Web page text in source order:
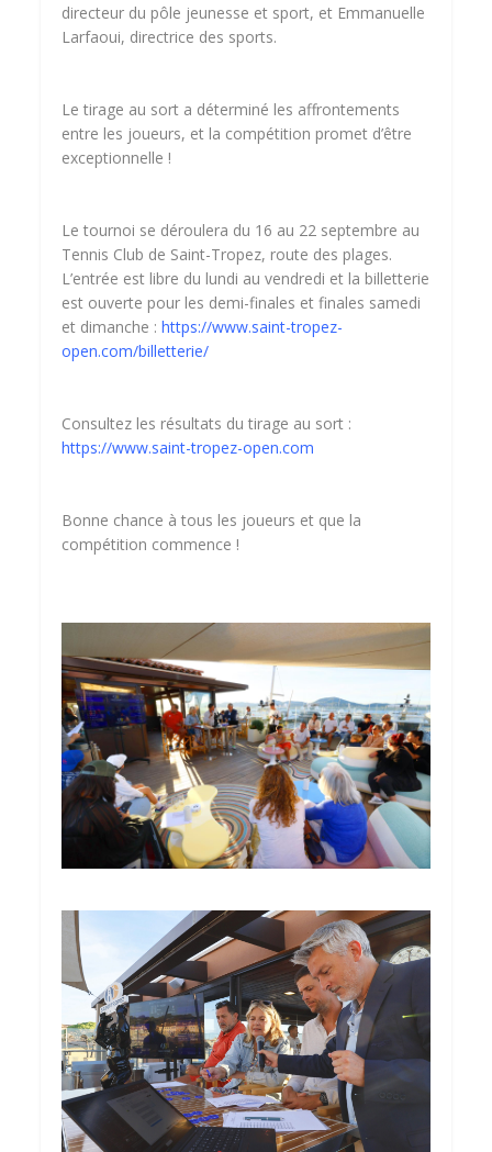
directeur du pôle jeunesse et sport, et Emmanuelle
Larfaoui, directrice des sports.
Le tirage au sort a déterminé les affrontements
entre les joueurs, et la compétition promet d’être
exceptionnelle !
Le tournoi se déroulera du 16 au 22 septembre au
Tennis Club de Saint-Tropez, route des plages.
L’entrée est libre du lundi au vendredi et la billetterie
est ouverte pour les demi-finales et finales samedi
et dimanche :https://www.saint-tropez-
open.com/billetterie/
Consultez les résultats du tirage au sort :
https://www.saint-tropez-open.com
Bonne chance à tous les joueurs et que la
compétition commence !